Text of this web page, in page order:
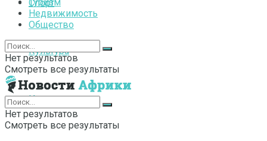
Спорт
Культура
Интернет
Недвижимость
Общество
Нет результатов
Смотреть все результаты
Нет результатов
Смотреть все результаты